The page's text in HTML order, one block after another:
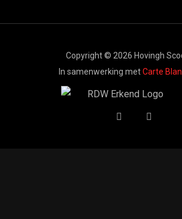
Copyright © 2026 Hovingh
In samenwerking metCarte